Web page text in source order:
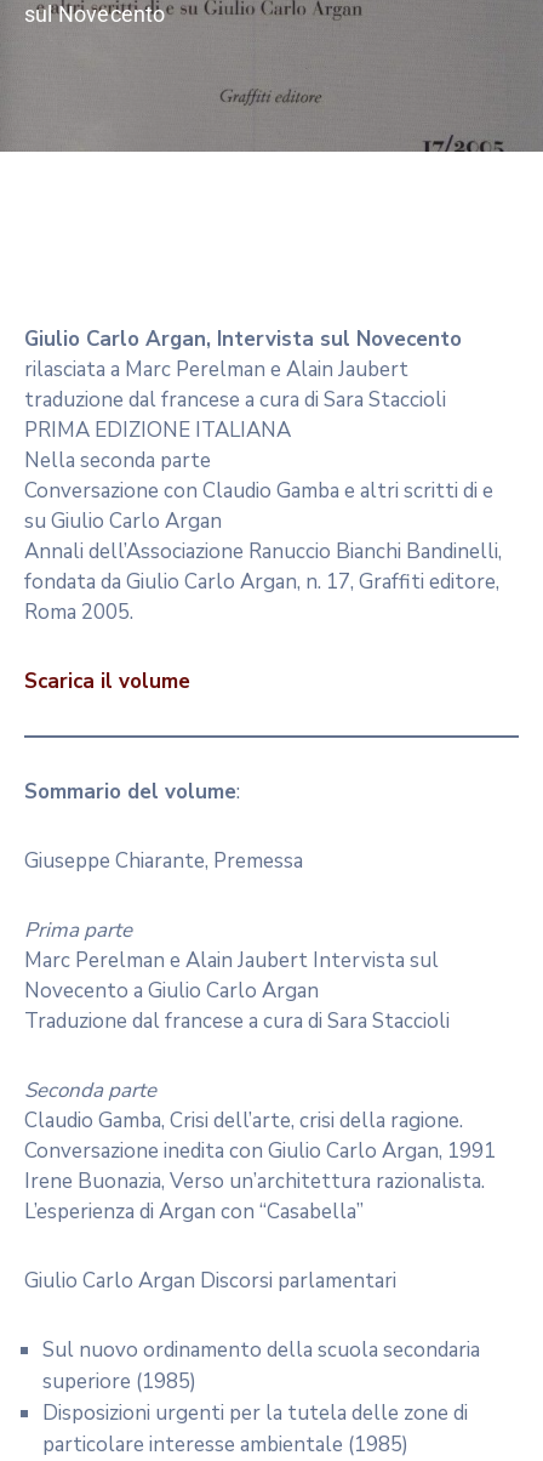
sul Novecento
Giulio Carlo Argan, Intervista sul Novecento
rilasciata a Marc Perelman e Alain Jaubert
traduzione dal francese a cura di Sara Staccioli
PRIMA EDIZIONE ITALIANA
Nella seconda parte
Conversazione con Claudio Gamba e altri scritti di e
su Giulio Carlo Argan
Annali dell’Associazione Ranuccio Bianchi Bandinelli,
fondata da Giulio Carlo Argan, n. 17, Graffiti editore,
Roma 2005.
Scarica il volume
Sommario del volume:
Giuseppe Chiarante, Premessa
Prima parte
Marc Perelman e Alain Jaubert Intervista sul
Novecento a Giulio Carlo Argan
Traduzione dal francese a cura di Sara Staccioli
Seconda parte
Claudio Gamba, Crisi dell’arte, crisi della ragione.
Conversazione inedita con Giulio Carlo Argan, 1991
Irene Buonazia, Verso un’architettura razionalista.
L’esperienza di Argan con “Casabella”
Giulio Carlo Argan Discorsi parlamentari
Sul nuovo ordinamento della scuola secondaria
superiore (1985)
Disposizioni urgenti per la tutela delle zone di
particolare interesse ambientale (1985)